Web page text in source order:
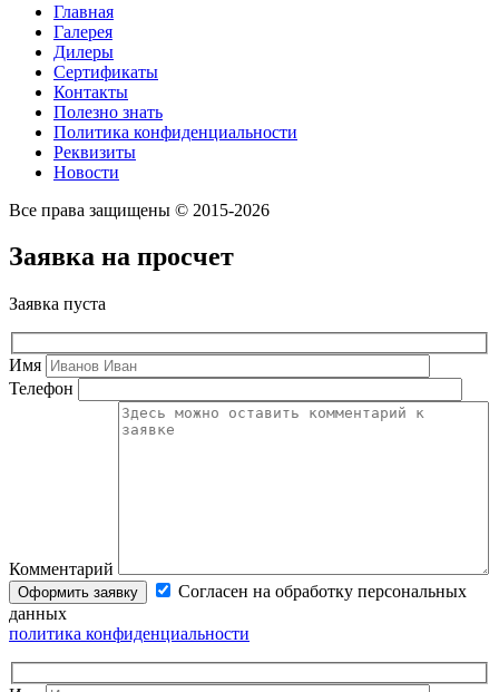
Главная
Галерея
Дилеры
Сертификаты
Контакты
Полезно знать
Политика конфиденциальности
Реквизиты
Новости
Все права защищены © 2015-2026
Заявка на просчет
Заявка пуста
Имя
Телефон
Комментарий
Согласен на обработку персональных
данных
политика конфиденциальности